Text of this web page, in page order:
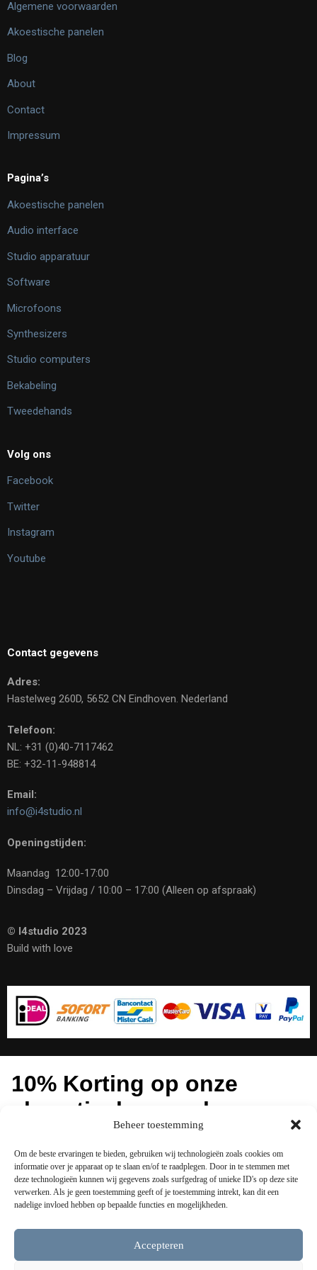
Beheer toestemming
Om de beste ervaringen te bieden, gebruiken wij technologieën zoals cookies om
informatie over je apparaat op te slaan en/of te raadplegen. Door in te stemmen met
deze technologieën kunnen wij gegevens zoals surfgedrag of unieke ID's op deze site
verwerken. Als je geen toestemming geeft of je toestemming intrekt, kan dit een
nadelige invloed hebben op bepaalde functies en mogelijkheden.
Accepteren
Algemene voorwaarden
Akoestische panelen
Blog
About
Contact
Impressum
Pagina’s
Akoestische panelen
Audio interface
Studio apparatuur
Software
Microfoons
Synthesizers
Studio computers
Bekabeling
Tweedehands
Volg ons
Facebook
Twitter
Instagram
Youtube
Contact gegevens
Adres:
Hastelweg 260D, 5652 CN Eindhoven. Nederland
Telefoon:
NL: +31 (0)40-7117462
BE: +32-11-948814
Email:
info@i4studio.nl
Openingstijden:
Maandag 12:00-17:00
Dinsdag – Vrijdag / 10:00 – 17:00 (Alleen op afspraak)
© I4studio 2023
Build with love
10% Korting op onze
akoestische panelen
Ontvang 10% korting